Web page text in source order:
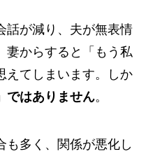
話が減り、夫が無表情
妻からすると「もう私
えてしまいます。しか
ではありません。
も多く、関係が悪化し